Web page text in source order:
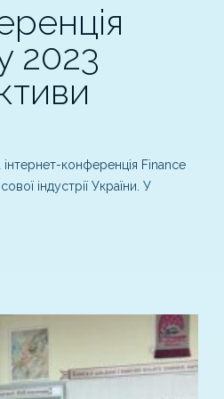
2023
конференція Finance
індустрії України. У